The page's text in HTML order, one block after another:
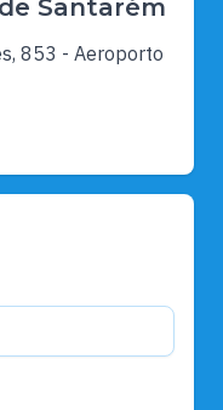
Santarém
853 - Aeroporto